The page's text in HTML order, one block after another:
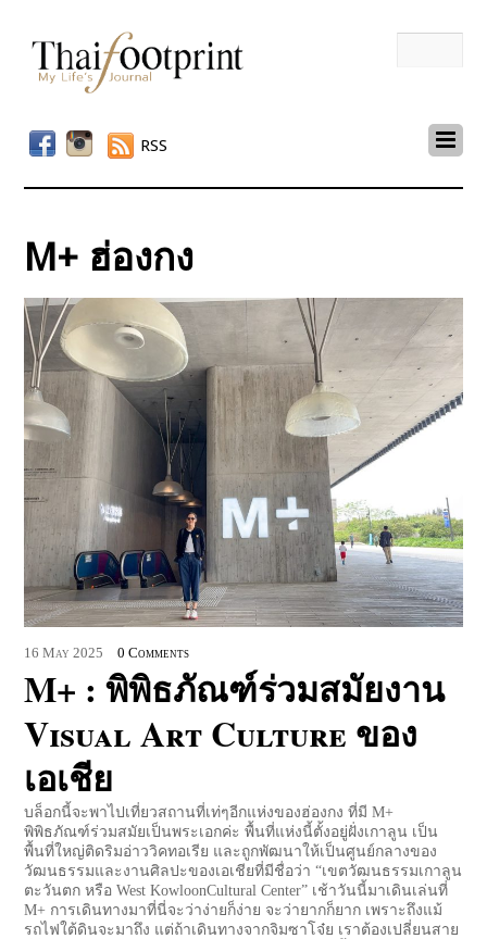
RSS
M+ ฮ่องกง
16 May 2025 0 Comments
M+ : พิพิธภัณฑ์ร่วมสมัยงาน
Visual Art Culture ของ
เอเชีย
บล็อกนี้จะพาไปเที่ยวสถานที่เท่ๆอีกแห่งของฮ่องกง ที่มี M+
พิพิธภัณฑ์ร่วมสมัยเป็นพระเอกค่ะ พื้นที่แห่งนี้ตั้งอยู่ฝั่งเกาลูน เป็น
พื้นที่ใหญ่ติดริมอ่าววิคทอเรีย และถูกพัฒนาให้เป็นศูนย์กลางของ
วัฒนธรรมและงานศิลปะของเอเชียที่มีชื่อว่า “เขตวัฒนธรรมเกาลูน
ตะวันตก หรือ West KowloonCultural Center” เช้าวันนี้มาเดินเล่นที่
M+ การเดินทางมาที่นี่จะว่าง่ายก็ง่าย จะว่ายากก็ยาก เพราะถึงแม้
รถไฟใต้ดินจะมาถึง แต่ถ้าเดินทางจากจิมซาโจ๋ย เราต้องเปลี่ยนสาย